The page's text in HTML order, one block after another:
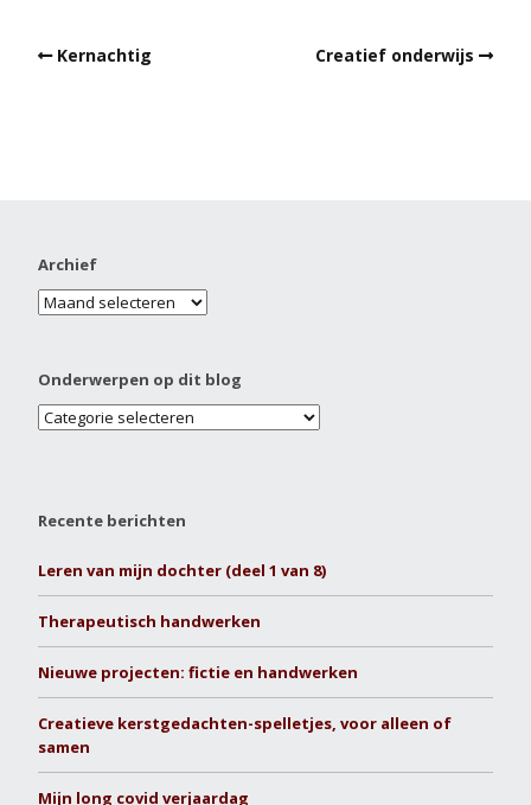
Kernachtig Creatief onderwijs
Archief
Onderwerpen op dit blog
Recente berichten
Leren van mijn dochter (deel 1 van 8)
Therapeutisch handwerken
Nieuwe projecten: fictie en handwerken
Creatieve kerstgedachten-spelletjes, voor alleen of
samen
Mijn long covid verjaardag